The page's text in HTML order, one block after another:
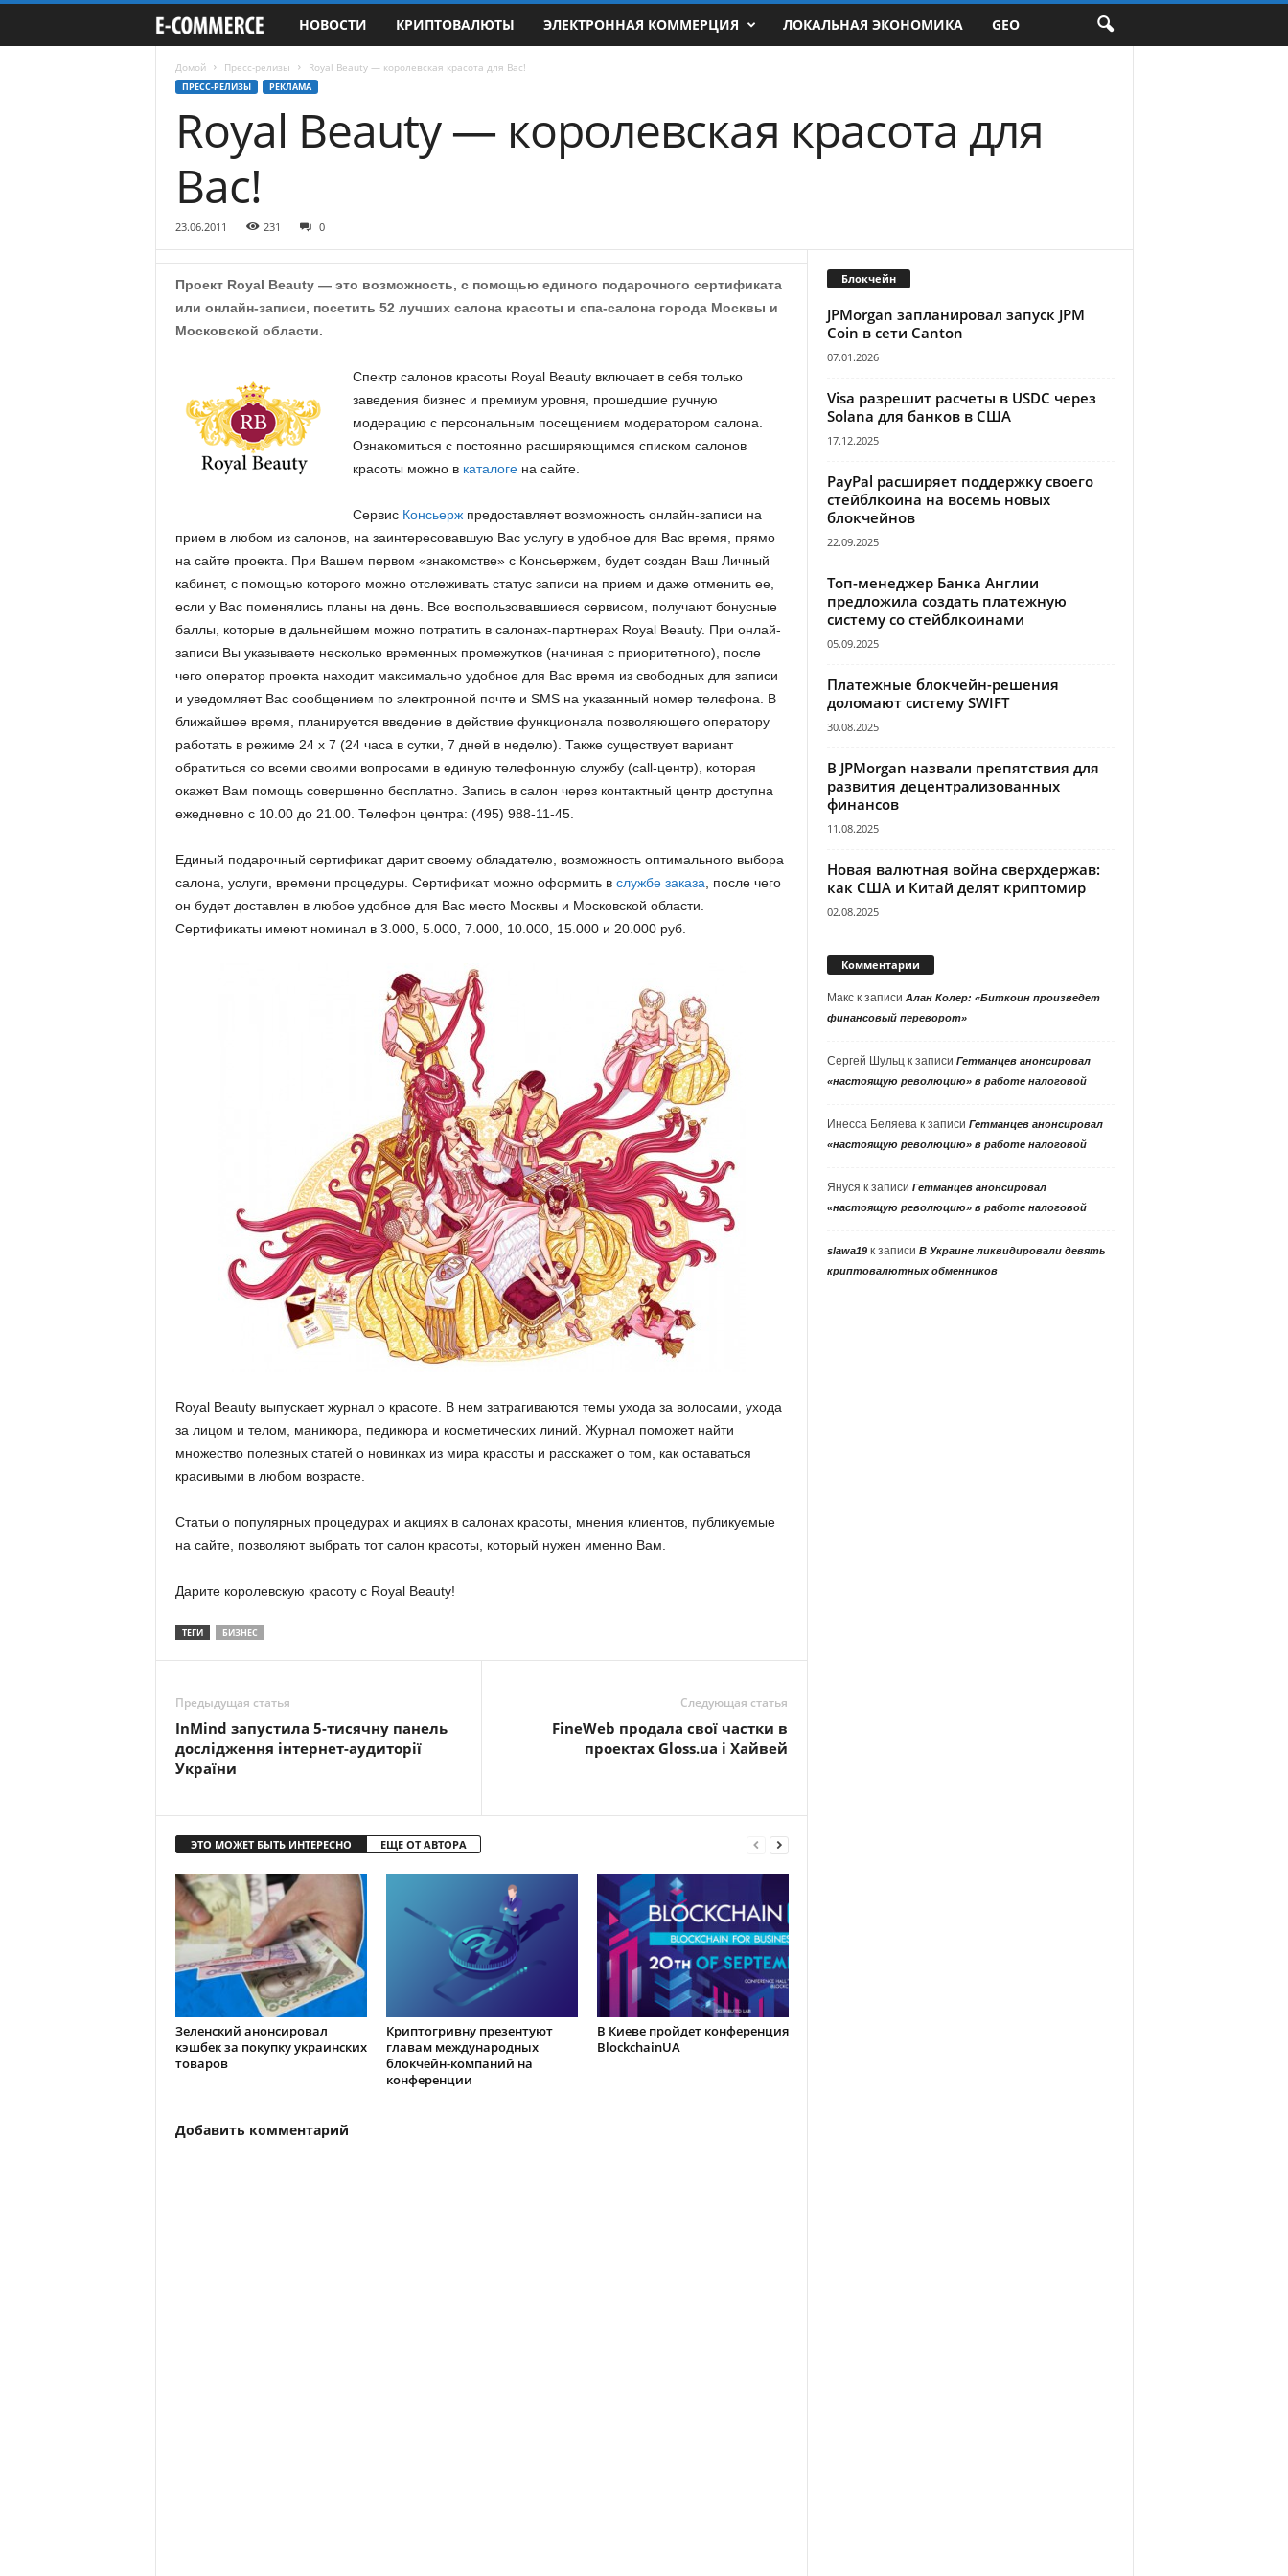
-
o
e
.
.
u
a
НОВОСТИ КРИПТОВАЛЮТЫ ЭЛЕКТРОННАЯ КОММЕРЦИЯ ЛОКАЛЬНАЯ ЭКОНОМИКА GEO
Домой Пресс-релизы Royal Beauty — королевская красота для Вас!
ПРЕСС-РЕЛИЗЫ РЕКЛАМА
Royal Beauty — королевская красота для
Вас!
23.06.2011 231 0
Проект Royal Beauty — это возможность, с помощью единого подарочного сертификата
или онлайн-записи, посетить 52 лучших салона красоты и спа-салона города Москвы и
Московской области.
Спектр салонов красоты Royal Beauty включает в себя только
заведения бизнес и премиум уровня, прошедшие ручную
модерацию с персональным посещением модератором салона.
Ознакомиться с постоянно расширяющимся списком салонов
красоты можно в каталогена сайте.
Сервис Консьержпредоставляет возможность онлайн-записи на
прием в любом из салонов, на заинтересовавшую Вас услугу в удобное для Вас время, прямо
на сайте проекта. При Вашем первом «знакомстве» с Консьержем, будет создан Ваш Личный
кабинет, с помощью которого можно отслеживать статус записи на прием и даже отменить ее,
если у Вас поменялись планы на день. Все воспользовавшиеся сервисом, получают бонусные
баллы, которые в дальнейшем можно потратить в салонах-партнерах Royal Beauty. При онлай-
записи Вы указываете несколько временных промежутков (начиная с приоритетного), после
чего оператор проекта находит максимально удобное для Вас время из свободных для записи
и уведомляет Вас сообщением по электронной почте и SMS на указанный номер телефона. В
ближайшее время, планируется введение в действие функционала позволяющего оператору
работать в режиме 24 х 7 (24 часа в сутки, 7 дней в неделю). Также существует вариант
обратиться со всеми своими вопросами в единую телефонную службу (call-центр), которая
окажет Вам помощь совершенно бесплатно. Запись в салон через контактный центр доступна
ежедневно с 10.00 до 21.00. Телефон центра: (495) 988-11-45.
Единый подарочный сертификат дарит своему обладателю, возможность оптимального выбора
салона, услуги, времени процедуры. Сертификат можно оформить в службе заказа , после чего
он будет доставлен в любое удобное для Вас место Москвы и Московской области.
Сертификаты имеют номинал в 3.000, 5.000, 7.000, 10.000, 15.000 и 20.000 руб.
Royal Beauty выпускает журнал о красоте. В нем затрагиваются темы ухода за волосами, ухода
за лицом и телом, маникюра, педикюра и косметических линий. Журнал поможет найти
множество полезных статей о новинках из мира красоты и расскажет о том, как оставаться
красивыми в любом возрасте.
Статьи о популярных процедурах и акциях в салонах красоты, мнения клиентов, публикуемые
на сайте, позволяют выбрать тот салон красоты, который нужен именно Вам.
Дарите королевскую красоту с Royal Beauty!
ТЕГИ БИЗНЕС
Предыдущая статья
InMind запустила 5-тисячну панель
дослідження інтернет-аудиторії
України
Следующая статья
FineWeb продала свої частки в
проектах Gloss.ua і Хайвей
ЭТО МОЖЕТ БЫТЬ ИНТЕРЕСНО ЕЩЕ ОТ АВТОРА
Зеленский анонсировал
кэшбек за покупку украинских
товаров
Криптогривну презентуют
главам международных
блокчейн-компаний на
конференции
В Киеве пройдет конференция
BlockchainUA
Добавить комментарий
Блокчейн
JPMorgan запланировал запуск JPM
Coin в сети Canton
07.01.2026
Visa разрешит расчеты в USDC через
Solana для банков в США
17.12.2025
PayPal расширяет поддержку своего
стейблкоина на восемь новых
блокчейнов
22.09.2025
Топ-менеджер Банка Англии
предложила создать платежную
систему со стейблкоинами
05.09.2025
Платежные блокчейн-решения
доломают систему SWIFT
30.08.2025
В JPMorgan назвали препятствия для
развития децентрализованных
финансов
11.08.2025
Новая валютная война сверхдержав:
как США и Китай делят криптомир
02.08.2025
Комментарии
Макск записи Алан Колер: «Биткоин произведет
финансовый переворот»
Сергей Шульцк записи Гетманцев анонсировал
«настоящую революцию» в работе налоговой
Инесса Беляевак записи Гетманцев анонсировал
«настоящую революцию» в работе налоговой
Януся к записи Гетманцев анонсировал
«настоящую революцию» в работе налоговой
slawa19к записи В Украине ликвидировали девять
криптовалютных обменников